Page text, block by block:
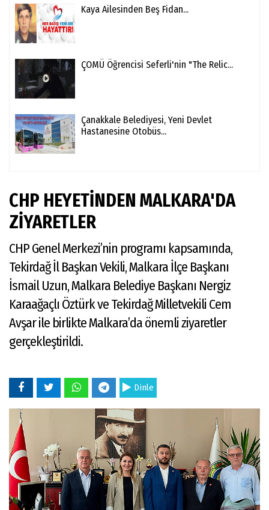
Kaya Ailesinden Beş Fidan...
ÇOMÜ Öğrencisi Seferli'nin "The Relic...
Çanakkale Belediyesi, Yeni Devlet
Hastanesine Otobüs...
CHP HEYETİNDEN MALKARA'DA
ZİYARETLER
CHP Genel Merkezi’nin programı kapsamında,
Tekirdağ İl Başkan Vekili, Malkara İlçe Başkanı
İsmail Uzun, Malkara Belediye Başkanı Nergiz
Karaağaçlı Öztürk ve Tekirdağ Milletvekili Cem
Avşar ile birlikte Malkara’da önemli ziyaretler
gerçekleştirildi.
Dinle